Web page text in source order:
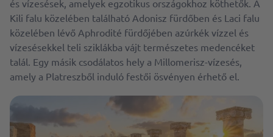
és vízesések, amelyek egzotikus országokhoz köthetők. A
Kili falu közelében található Adonisz fürdőben és Laci falu
közelében lévő Aphrodité fürdőjében azúrkék vízzel és
vízesésekkel teli sziklákba vájt természetes medencéket
talál. Egy másik csodálatos hely a Millomerisz-vízesés,
amely a Platreszből induló festői ösvényen érhető el.